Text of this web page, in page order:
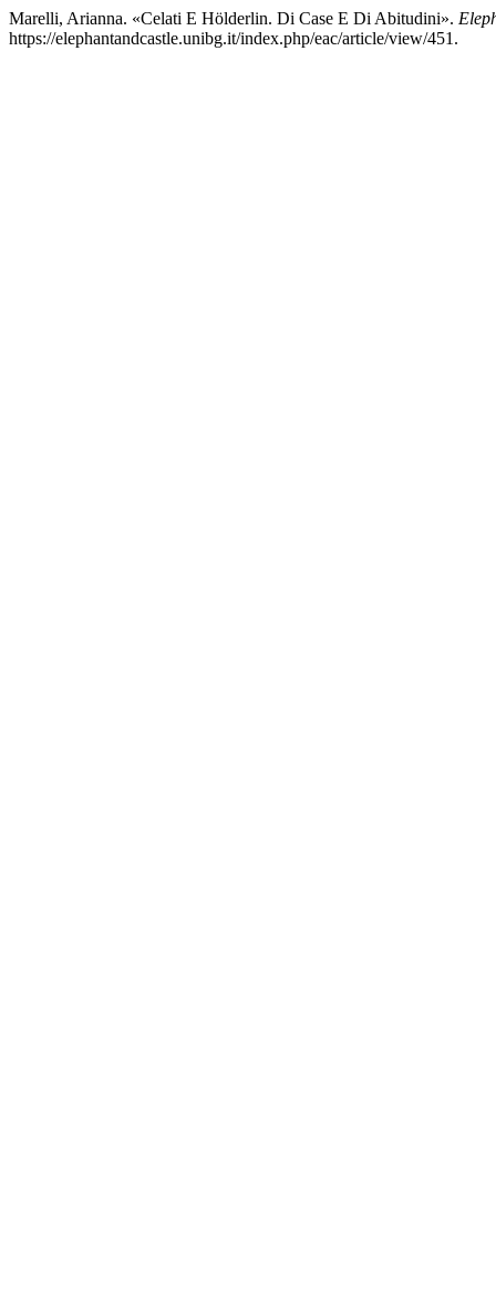
Marelli, Arianna. «Celati E Hölderlin. Di Case E Di Abitudini».
https://elephantandcastle.unibg.it/index.php/eac/article/view/451.